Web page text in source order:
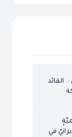
القائد
عالميّةٍ
في